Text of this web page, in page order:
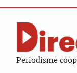
Periodisme